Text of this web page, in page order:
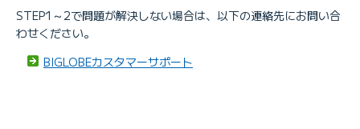
STEP1～2で問題が解決しない場合は、以下の連絡先にお問い合
わせください。
BIGLOBEカスタマーサポート